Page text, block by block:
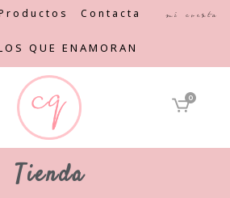
Contacta Mi cuenta
QUE ENAMORAN
0
Tienda